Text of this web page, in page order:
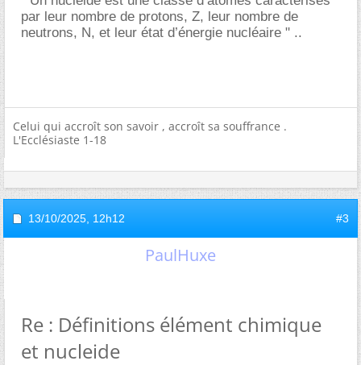
par leur nombre de protons, Z, leur nombre de
neutrons, N, et leur état d’énergie nucléaire " ..
Celui qui accroît son savoir , accroît sa souffrance .
L'Ecclésiaste 1-18
13/10/2025, 12h12 #3
PaulHuxe
Re : Définitions élément chimique
et nucleide